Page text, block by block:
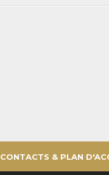
Fairmont Château
CONTACTS & PLAN